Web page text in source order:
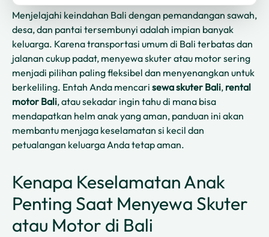
Menjelajahi keindahan Bali dengan pemandangan sawah,
desa, dan pantai tersembunyi adalah impian banyak
keluarga. Karena transportasi umum di Bali terbatas dan
jalanan cukup padat, menyewa skuter atau motor sering
menjadi pilihan paling fleksibel dan menyenangkan untuk
berkeliling. Entah Anda mencari sewa skuter Bali, rental
motor Bali, atau sekadar ingin tahu di mana bisa
mendapatkan helm anak yang aman, panduan ini akan
membantu menjaga keselamatan si kecil dan
petualangan keluarga Anda tetap aman.
Kenapa Keselamatan Anak
Penting Saat Menyewa Skuter
atau Motor di Bali